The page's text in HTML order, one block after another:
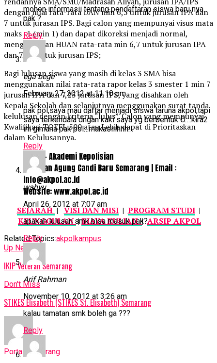
dengan nilai rata-rata UAN min 6,5 untuk jurusan IPA dan
7 untuk jurasan IPS. Bagi calon yang mempunyai visus mata
maks -1 (min 1) dan dapat dikoreksi menjadi normal,
menggunakan HUAN rata-rata min 6,7 untuk jurusan IPA
dan 7,25 untuk jurusan IPS;
Bagi lulusan siswa yang masih di kelas 3 SMA bisa
menggunakan nilai rata-rata rapor kelas 3 smester 1 min 7
jurusan IPA dan 7,25 jurusan IPS, yang disahkan oleh
Kepala Sekolah dan selanjutnya menggunakan surat tanda
kelulusan dengan kriteria “lulus”. Calon yang mempunyai
Kwalifikasi TOEFL 500 atau Lebih dapat di Prioritaskan
dalam Kelulusannya.
AKPOL – Akademi Kepolisian
Jl.Sultan Agung Candi Baru Semarang | Email :
info@akpol.ac.id
Website: www.akpol.ac.id
SEJARAH|VISI DAN MISI| PROGRAM STUDI|
KEUNGGULAN|BIAYA KULIAH|ARSIP AKPOL
Related Topics:akpolkampus
Up Next
IKIP Veteran Semarang
Don't Miss
STIKES Elisabeth (STIKES St. Elisabeth) Semarang
Portal Semarang
mohon informasii tentang pendaftaran siswa baru nya
pak ?
Reply
ega bege
February 27, 2012 at 11:10 pm
pak pol,saya mau daftar menjadi siswa taruna akpol,tapi
saya terkendala dngan kaki saya yg berbentuk O….kira2
ini gimana pak pol…makasiiihhh…
Reply
wahyu
April 26, 2012 at 7:07 am
apakah lulusan smk bisa masuk pak?
Reply
Arif Rahman
November 10, 2012 at 3:26 am
kalau tamatan smk boleh ga ???
Reply